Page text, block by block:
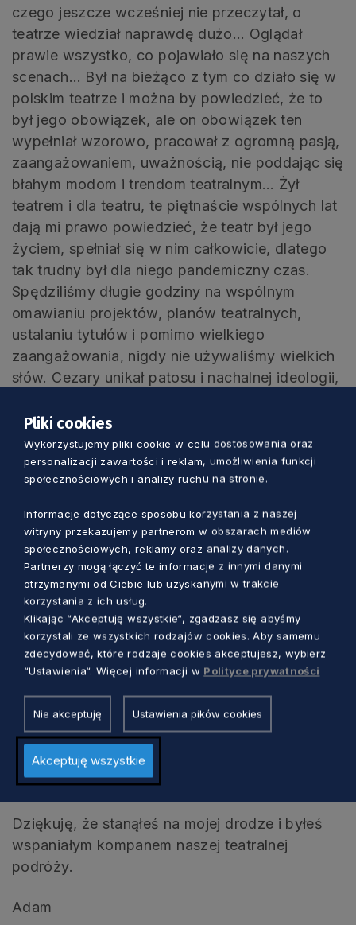
czego jeszcze wcześniej nie przeczytał, o
teatrze wiedział naprawdę dużo… Oglądał
prawie wszystko, co pojawiało się na naszych
scenach… Był na bieżąco z tym co działo się w
polskim teatrze i można by powiedzieć, że to
był jego obowiązek, ale on obowiązek ten
wypełniał wzorowo, pracował z ogromną pasją,
zaangażowaniem, uważnością, nie poddając się
błahym modom i trendom teatralnym… Żył
teatrem i dla teatru, te piętnaście wspólnych lat
dają mi prawo powiedzieć, że teatr był jego
życiem, spełniał się w nim całkowicie, dlatego
tak trudny był dla niego pandemiczny czas.
Spędziliśmy długie godziny na wspólnym
omawianiu projektów, planów teatralnych,
ustalaniu tytułów i pomimo wielkiego
zaangażowania, nigdy nie używaliśmy wielkich
słów. Cezary unikał patosu i nachalnej ideologii,
wartości, a przy tym akceptował zdania
odrębne… Nasze tak zwane artystyczne spory
były zawsze toczone z myślą o naszym teatrze
i dla jego dobra… Cezary był koneserem i
znawcą plakatu. Jego ogromna kolekcja była
we fragmentach udostępniana przy różnych
okazjach teatralnych, chciał to robić i umiał to
robić z pasją, precyzją i starannością… Każda
wydawnicza niechlujność była dla niego
boleśnie irytująca, w swoim życiu spełniał się
również jako redaktor. Był cichym, bystrym
intelektualnym towarzyszem naszej wspólnej
drogi… W jednym z ostatnich SMS-ów napisał
mi, że choć czuje się fatalnie, to wierzy, że
przeżyje. Że chce żyć.
Cezary, zapewniam Cię, żyjesz w naszej
pamięci.
Dziękuję, że stanąłeś na mojej drodze i byłeś
wspaniałym kompanem naszej teatralnej
podróży.
Adam
Pliki cookies
Wykorzystujemy pliki cookie w celu dostosowania oraz
personalizacji zawartości i reklam, umożliwienia funkcji
społecznościowych i analizy ruchu na stronie.
Informacje dotyczące sposobu korzystania z naszej
witryny przekazujemy partnerom w obszarach mediów
społecznościowych, reklamy oraz analizy danych.
Partnerzy mogą łączyć te informacje z innymi danymi
otrzymanymi od Ciebie lub uzyskanymi w trakcie
korzystania z ich usług.
Klikając “Akceptuję wszystkie“, zgadzasz się abyśmy
korzystali ze wszystkich rodzajów cookies. Aby samemu
zdecydować, które rodzaje cookies akceptujesz, wybierz
“Ustawienia“. Więcej informacji w Polityce prywatności
Nie akceptuję Ustawienia pików cookies
Akceptuję wszystkie